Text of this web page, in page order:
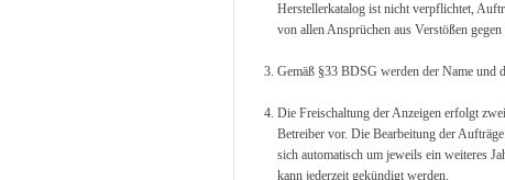
Herstellerkatalog ist nicht verpflichtet,
von allen Ansprüchen aus Verstößen
Gemäß §33 BDSG werden der Name und
Die Freischaltung der Anzeigen erfolgt
Betreiber vor. Die Bearbeitung der
sich automatisch um jeweils ein weiteres
kann jederzeit gekündigt werden.